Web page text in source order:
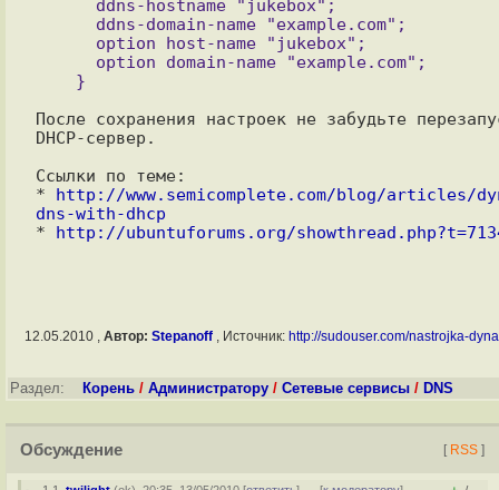
После сохранения настроек не забудьте
DHCP-сервер.
Ссылки по теме:
* http://www.semicomplete.com/blog/articles/
dns-with-dhcp
* http://ubuntuforums.org/
12.05.2010 , Автор: Stepanoff, Источник: http://sudouser.com/nastrojka-
Раздел: Корень / Администратору / Сетевые сервисы / DNS
Обсуждение [ RSS ]